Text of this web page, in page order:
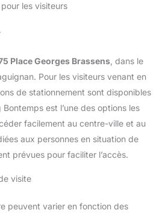
les visiteurs
Place Georges Brassens , dans le
Pour les visiteurs venant en
de stationnement sont disponibles
est l’une des options les
facilement au centre-ville et au
aux personnes en situation de
prévues pour faciliter l’accès.
visite
peuvent varier en fonction des